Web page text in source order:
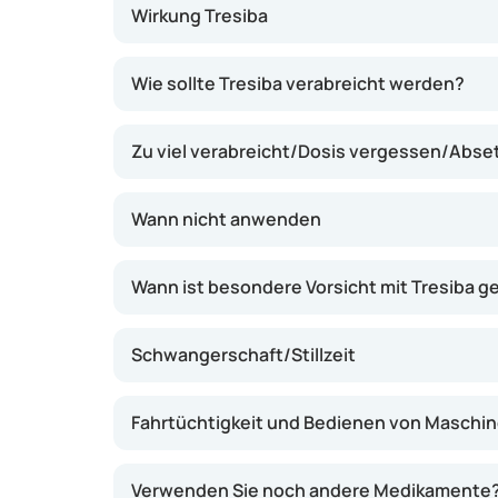
Wirkung Tresiba
Tresiba enthält Insulin degludec, eine ultra-
langsam und gleichmäßig freigesetzt wird.
Stunden. Dies kann das Risiko von
Tresiba wirkt, indem es die Aufnahme von
Verabreichung flexibel sein kann, sofern
Wie sollte Tresiba verabreicht werden?
Zu viel verabreicht/Dosis vergessen/
Wann nicht anwenden
Wann ist besondere Vorsicht mit Tresiba
Schwangerschaft/Stillzeit
Fahrtüchtigkeit und Bedienen von
Verwenden Sie noch andere